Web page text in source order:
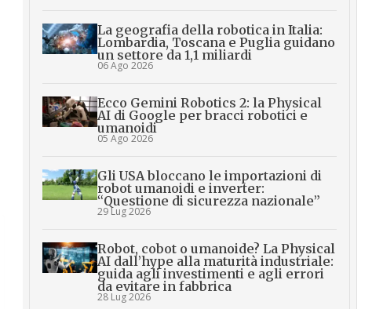
La geografia della robotica in Italia:
Lombardia, Toscana e Puglia guidano
un settore da 1,1 miliardi
06 Ago 2026
Ecco Gemini Robotics 2: la Physical
AI di Google per bracci robotici e
umanoidi
05 Ago 2026
Gli USA bloccano le importazioni di
robot umanoidi e inverter:
“Questione di sicurezza nazionale”
29 Lug 2026
Robot, cobot o umanoide? La Physical
AI dall’hype alla maturità industriale:
guida agli investimenti e agli errori
da evitare in fabbrica
28 Lug 2026